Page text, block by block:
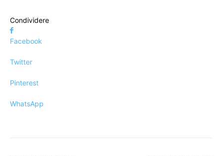
Condividere
Facebook
Twitter
Pinterest
WhatsApp